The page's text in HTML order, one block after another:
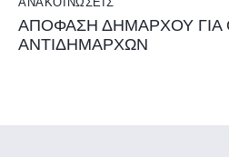
ΑΠΟΦΑΣΗ ΔΗΜΑΡΧΟΥ ΓΙΑ
ΑΝΤΙΔΗΜΑΡΧΩΝ